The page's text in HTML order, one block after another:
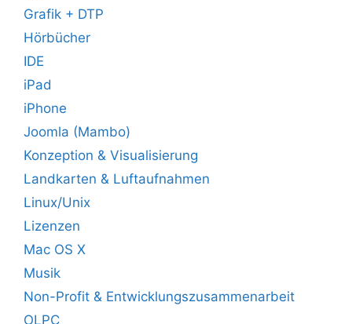
Grafik + DTP
Hörbücher
IDE
iPad
iPhone
Joomla (Mambo)
Konzeption & Visualisierung
Landkarten & Luftaufnahmen
Linux/Unix
Lizenzen
Mac OS X
Musik
Non-Profit & Entwicklungszusammenarbeit
OLPC